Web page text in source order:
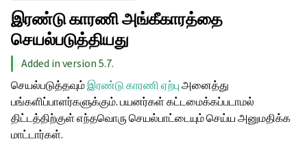
இரண்டு காரணி அங்கீகாரத்தை
செயல்படுத்தியது
Added in version 5.7.
செயல்படுத்தவும்இரண்டு காரணி ஏற்புஅனைத்து
பங்களிப்பாளர்களுக்கும். பயனர்கள் கட்டமைக்கப்படாமல்
திட்டத்திற்குள் எந்தவொரு செயல்பாட்டையும் செய்ய அனுமதிக்க
மாட்டார்கள்.